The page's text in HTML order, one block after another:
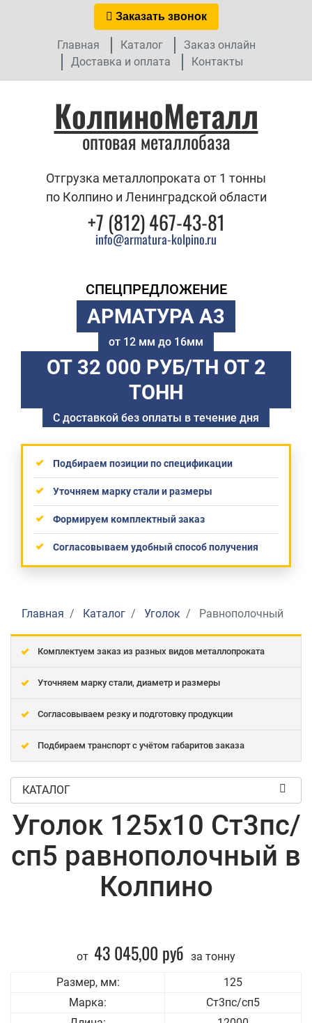
Заказать звонок
Главная Каталог
Заказ онлайн
Доставка и оплата
Контакты
КолпиноМеталл
оптовая металлобаза
Отгрузка металлопроката от 1 тонны
по Колпино и Ленинградской области
+7 (812) 467-43-81
info@armatura-kolpino.ru
СПЕЦПРЕДЛОЖЕНИЕ
АРМАТУРА А3
от 12 мм до 16мм
ОТ 32 000 РУБ/ТН ОТ 2
ТОНН
С доставкой без оплаты в течение дня
Подбираем позиции по спецификации
Уточняем марку стали и размеры
Формируем комплектный заказ
Согласовываем удобный способ получения
Главная Каталог Уголок Равнополочный
Комплектуем заказ из разных видов металлопроката
Уточняем марку стали, диаметр и размеры
Согласовываем резку и подготовку продукции
Подбираем транспорт с учётом габаритов заказа
КАТАЛОГ
Уголок 125x10 Ст3пс/
сп5 равнополочный в
Колпино
от 43 045,00 руб за тонну
Размер, мм:
125
Марка:
Ст3пс/сп5